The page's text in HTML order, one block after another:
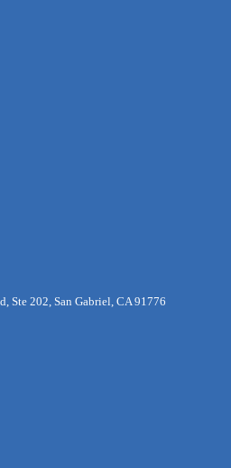
Ste 202, San Gabriel, CA 91776